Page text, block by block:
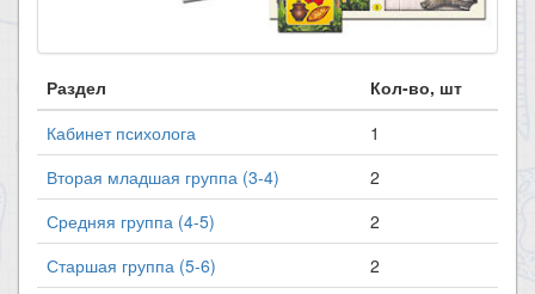
Раздел
Кол-во, шт
Кабинет психолога
1
Вторая младшая группа (3-4)
2
Средняя группа (4-5)
2
Старшая группа (5-6)
2